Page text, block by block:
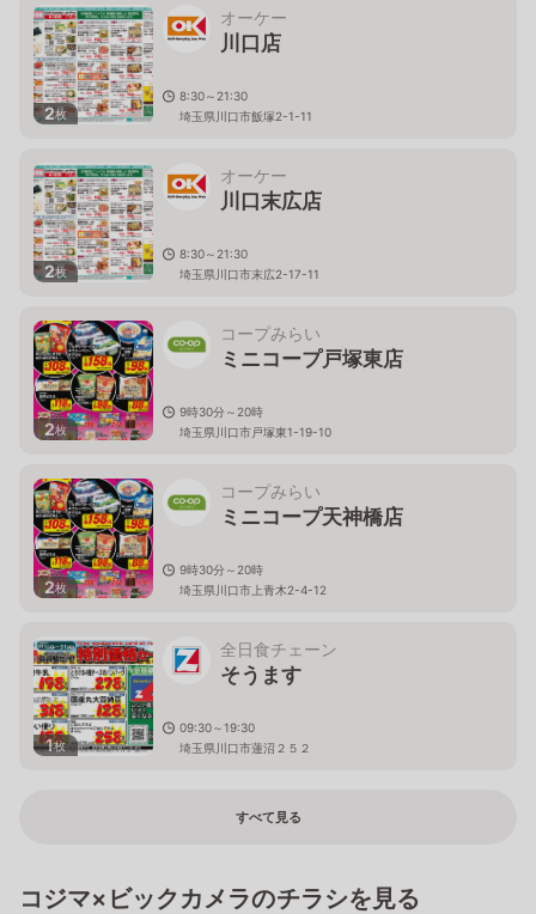
2枚
オーケー
川口店
8:30～21:30
埼玉県川口市飯塚2-1-11
2枚
オーケー
川口末広店
8:30～21:30
埼玉県川口市末広2-17-11
2枚
コープみらい
ミニコープ戸塚東店
9時30分～20時
埼玉県川口市戸塚東1-19-10
2枚
コープみらい
ミニコープ天神橋店
9時30分～20時
埼玉県川口市上青木2-4-12
1枚
全日食チェーン
そうます
09:30～19:30
埼玉県川口市蓮沼２５２
すべて見る
コジマ×ビックカメラのチラシを見る